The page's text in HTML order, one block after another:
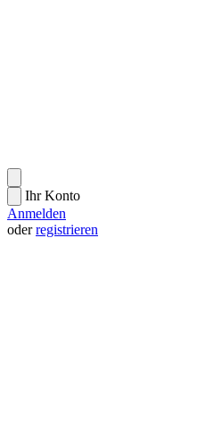
Ihr Konto
Anmelden
oderregistrieren